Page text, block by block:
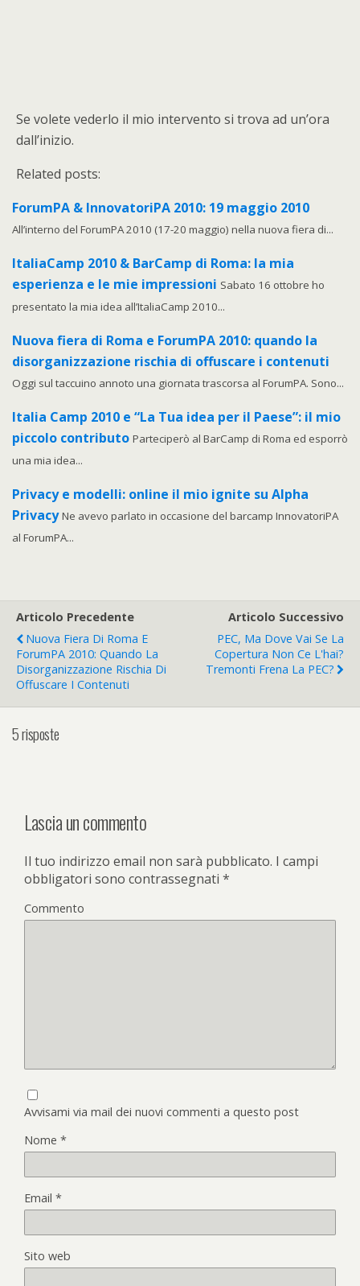
Se volete vederlo il mio intervento si trova ad un’ora
dall’inizio.
Related posts:
ForumPA & InnovatoriPA 2010: 19 maggio 2010
All’interno del ForumPA 2010 (17-20 maggio) nella nuova fiera di...
ItaliaCamp 2010 & BarCamp di Roma: la mia
esperienza e le mie impressioni Sabato 16 ottobre ho
presentato la mia idea all’ItaliaCamp 2010...
Nuova fiera di Roma e ForumPA 2010: quando la
disorganizzazione rischia di offuscare i contenuti
Oggi sul taccuino annoto una giornata trascorsa al ForumPA. Sono...
Italia Camp 2010 e “La Tua idea per il Paese”: il mio
piccolo contributo Parteciperò al BarCamp di Roma ed esporrò
una mia idea...
Privacy e modelli: online il mio ignite su Alpha
PrivacyNe avevo parlato in occasione del barcamp InnovatoriPA
al ForumPA...
Articolo Precedente
Nuova Fiera Di Roma E
ForumPA 2010: Quando La
Disorganizzazione Rischia Di
Offuscare I Contenuti
Articolo Successivo
PEC, Ma Dove Vai Se La
Copertura Non Ce L'hai?
Tremonti Frena La PEC?
5 risposte
Lascia un commento
Il tuo indirizzo email non sarà pubblicato. I campi
obbligatori sono contrassegnati *
Commento
Avvisami via mail dei nuovi commenti a questo post
Nome *
Email *
Sito web